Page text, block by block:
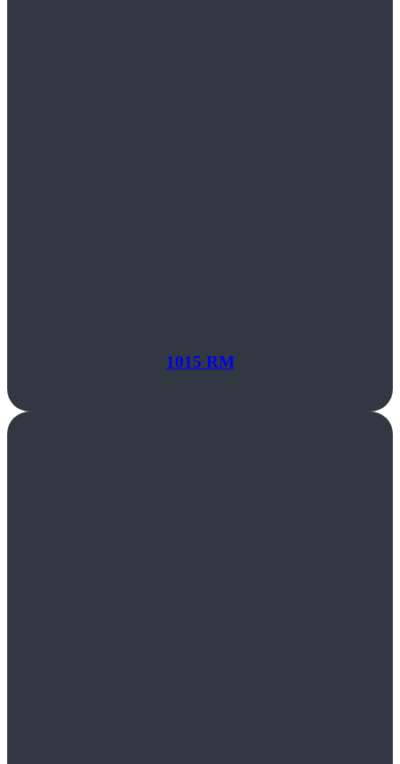
1015 RM